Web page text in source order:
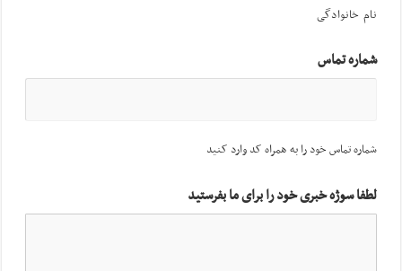
نام خانوادگی
شماره تماس
شماره تماس خود را به همراه کد وارد کنید
لطفا سوژه خبری خود را برای ما بفرستید